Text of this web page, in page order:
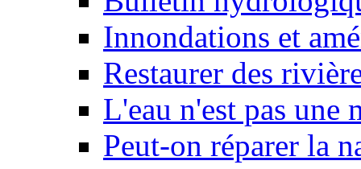
Innondations et
Restaurer des
L'eau n'est pas une
Peut-on réparer la